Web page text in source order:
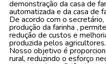
demonstração da casa de
automatizada e da casa de
De acordo com o
produção da farinha ,
redução de custos e
produzida pelos agricultores.
Nosso objetivo é
rural, reduzindo o esforço